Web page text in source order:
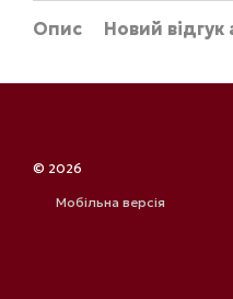
Опис Новий
© 2026
Мобільна версія